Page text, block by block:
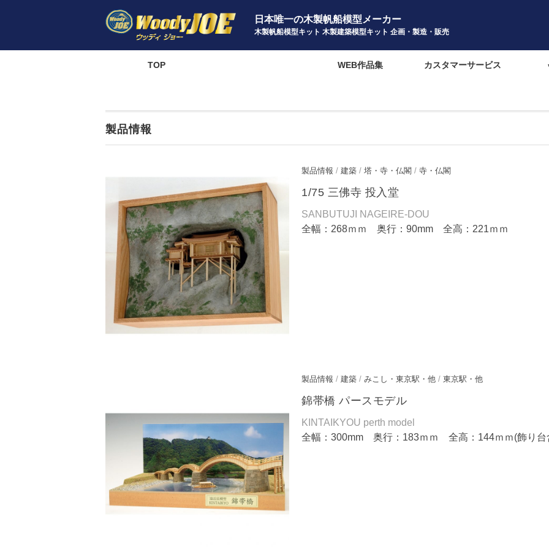
日本唯一の木製帆船模型メーカー
木製帆船模型キット 木製建築模型キット 企画・製造・販売
TOP WEB作品集 カスタマーサービス
製品情報
製品情報 / 建築 / 塔・寺・仏閣 / 寺・仏閣
1/75 三佛寺 投入堂
SANBUTUJI NAGEIRE-DOU
全幅：268ｍｍ 奥行：90mm 全高：221ｍｍ
製品情報 / 建築 / みこし・東京駅・他 / 東京駅・他
錦帯橋 パースモデル
KINTAIKYOU perth model
全幅：300mm 奥行：183ｍｍ 全高：144ｍｍ(飾り台